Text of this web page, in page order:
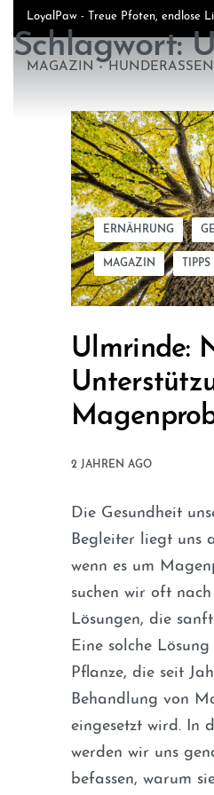
LoyalPaw - Treue Pfoten, endlose
MAGAZIN HUNDERASSEN
Schlagwort:
ERNÄHRUNG
MAGAZIN
Ulmrinde:
2 JAHREN AGO
Die Gesundheit
Begleiter liegt uns
wenn es um
suchen wir oft
Lösungen, die
Eine solche
Pflanze, die seit
Behandlung von
eingesetzt wird. In
werden wir uns
befassen, warum